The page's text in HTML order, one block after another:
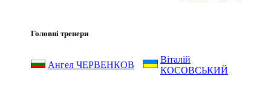
Головні тренери
Ангел ЧЕРВЕНКОВ
Віталій
КОСОВСЬКИЙ